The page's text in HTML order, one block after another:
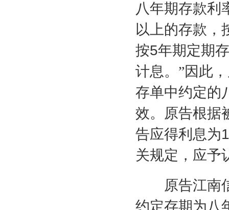
八年期存款利
以上的存款，
按5年期定期
计息。”因此
存单中约定的
效。原告根据
告应得利息为
关规定，应予
原告江南信
约定存期为八